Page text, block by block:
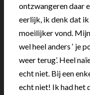
ontzwangeren daar
eerlijk, ik denk dat
moeilijker vond.
wel heel anders ‘ je
weer terug’. Heel
echt niet. Bij een
echt niet! Ik had het